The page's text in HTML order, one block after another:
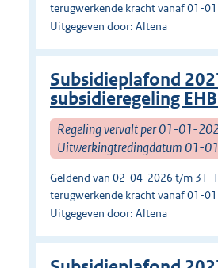
terugwerkende kracht vanaf 01-
Uitgegeven door: Altena
Subsidieplafond
subsidieregeling
Regeling vervalt per 01-01-
Uitwerkingtredingdatum 01-
Geldend van 02-04-2026 t/m 31-
terugwerkende kracht vanaf 01-
Uitgegeven door: Altena